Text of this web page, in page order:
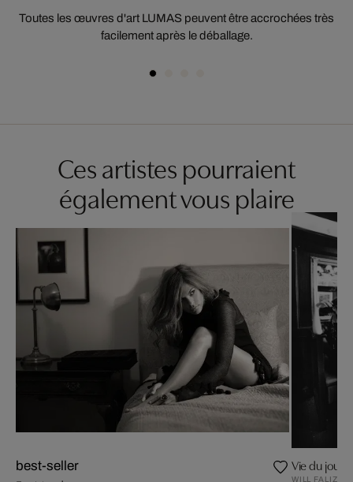
Toutes les œuvres d'art LUMAS peuvent être accrochées très
facilement après le déballage.
Ces artistes pourraient
également vous plaire
best-seller Vie du jour
WILL FALIZE